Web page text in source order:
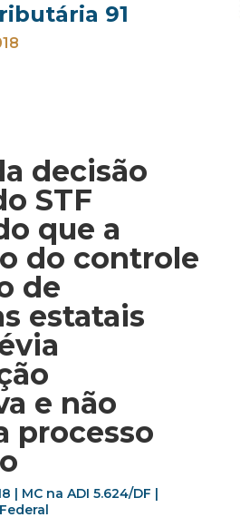
91
decisão
STF
que a
do controle
de
estatais
e não
processo
| MC na ADI 5.624/DF |